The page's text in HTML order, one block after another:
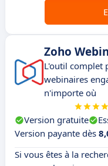
Zoho
L'outil complet
webinaires
n'importe où
Version gratuite
Version payante dès
Si vous êtes à la